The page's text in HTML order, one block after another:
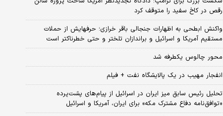
رقص در کاخ سفید را متوقف کرد
واکنش ابطحی به اظهارات جنجالی باقر خرازی؛ حرفهایش از حملات
مستقیم آمریکا و اسرائیل و براندازان تلختر و حتی خطرناکتر است
محور چالوس یکطرفه شد
انفجار مهیب در یک پالایشگاه نفت + فیلم
تحلیل رئیس سابق میز ایران در اسرائیل از پیام‌های پشت‌پرده
«توافق‌نامه دفاع مشترک مکه» برای ایران، آمریکا و اسرائیل